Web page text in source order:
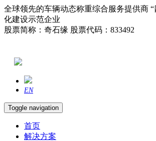
全球领先的车辆动态称重综合服务提供商 “
化建设示范企业
股票简称：奇石缘 股票代码：833492
EN
Toggle navigation
首页
解决方案